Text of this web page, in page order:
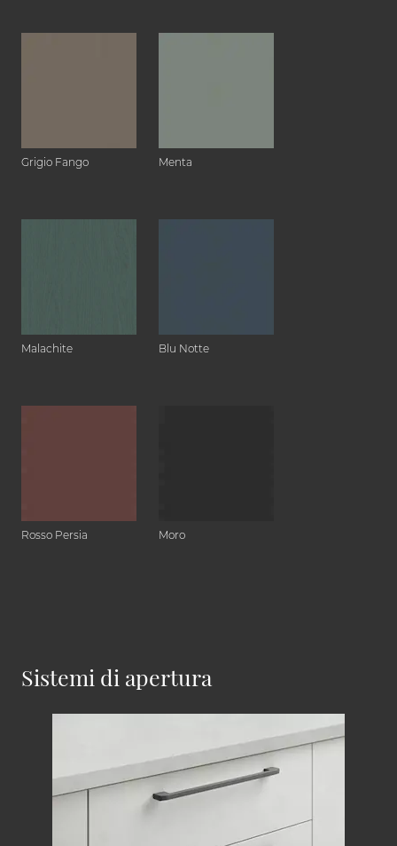
Grigio Fango Menta
Malachite Blu Notte
Rosso Persia Moro
Sistemi di apertura